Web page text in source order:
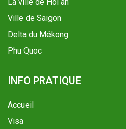
La ville de Hoi an
Ville de Saigon
Delta du Mékong
Phu Quoc
INFO PRATIQUE
Accueil
Visa